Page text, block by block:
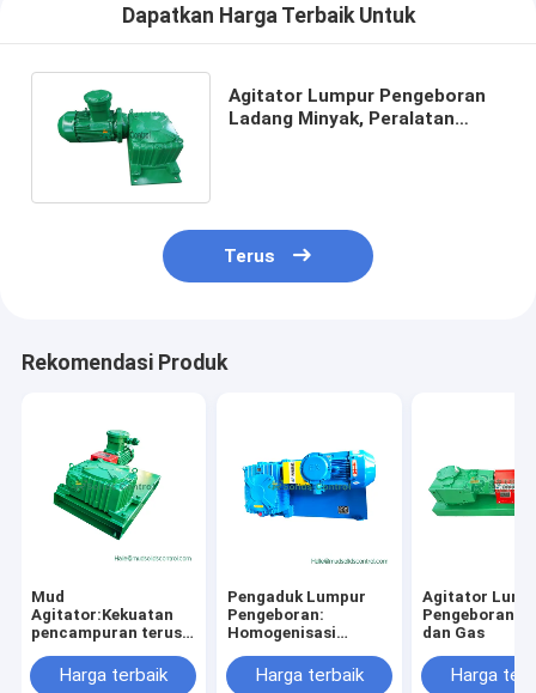
Dapatkan Harga Terbaik Untuk
Agitator Lumpur Pengeboran
Ladang Minyak, Peralatan
Terus
Rekomendasi Produk
Mud
Agitator:Kekuatan
pencampuran terus
Stabil Solids
Performance Kontrol
Harga terbaik
Pengaduk Lumpur
Pengeboran:
Homogenisasi
Solusi Pencampuran
Lumpur Seri Penuh
Harga terbaik
Agitator
Pengeboran
dan Gas
Harga